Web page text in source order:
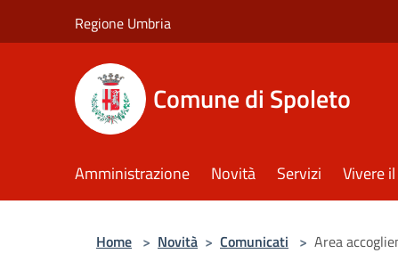
Regione Umbria
Comune di Spoleto
Amministrazione Novità Servizi Vivere
Home > Novità > Comunicati > Area